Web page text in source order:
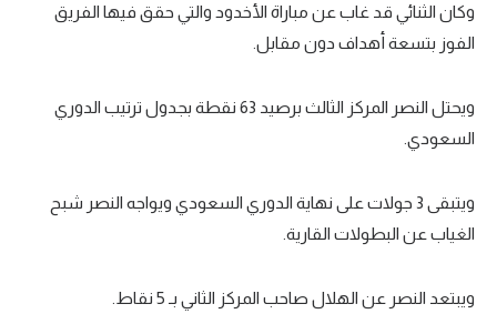
وكان الثنائي قد غاب عن مباراة الأخدود والتي حقق فيها الفريق
الفوز بتسعة أهداف دون مقابل.
ويحتل النصر المركز الثالث برصيد 63 نقطة بجدول ترتيب الدوري
السعودي.
ويتبقى 3 جولات على نهاية الدوري السعودي ويواجه النصر شبح
الغياب عن البطولات القارية.
ويبتعد النصر عن الهلال صاحب المركز الثاني بـ 5 نقاط.